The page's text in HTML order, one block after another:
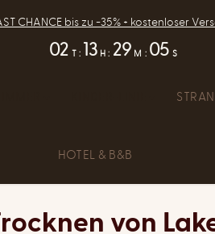
CHANCE bis zu -35% + kostenloser
02 T : 13 H : 29 M : 05 S
HOTEL & B&B
von